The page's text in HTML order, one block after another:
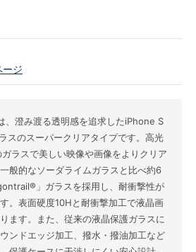
ージ
、澄み渡る透明感を追求したiPhone S
スのスーパークリアタイプです。高光
ラスで美しい映像や画像をよりクリア
般的なソーダライムガラスと比べ約6
」ガラスを採用し、耐衝撃性が
。表面硬度10Hと耐衝撃加工で液晶画
ます。また、従来の液晶保護ガラスに
ンドエッジ加工、撥水・撥油加工など